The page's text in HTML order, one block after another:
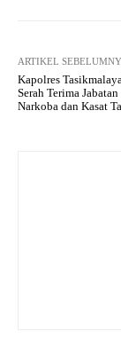
ARTIKEL
Kapolres
Serah Terima Jabatan
Narkoba dan Kasat